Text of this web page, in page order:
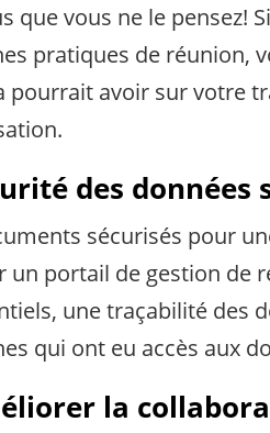
que vous ne le pensez!
pratiques de réunion,
pourrait avoir sur votre
des données
sécurisés pour
un portail de gestion de
une traçabilité des
qui ont eu accès aux
la